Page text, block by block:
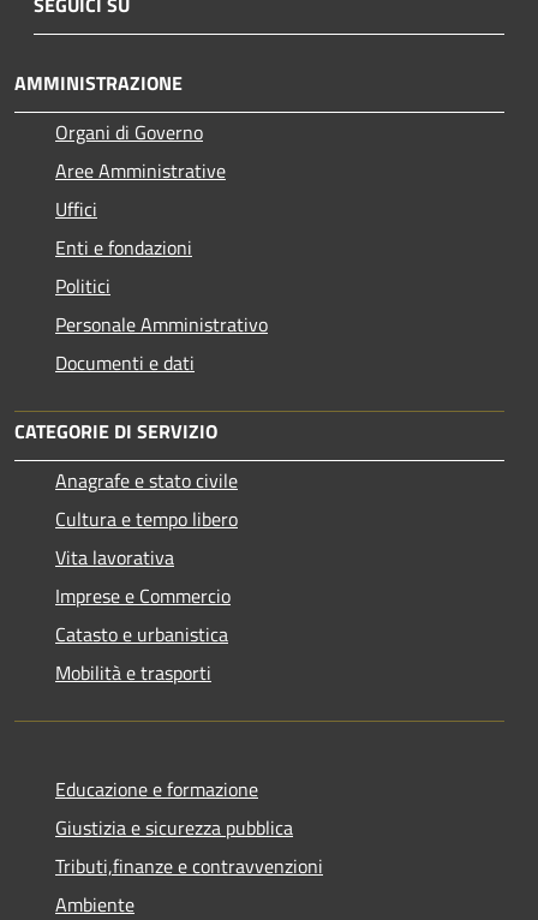
AMMINISTRAZIONE
Organi di Governo
Aree Amministrative
Uffici
Enti e fondazioni
Politici
Personale Amministrativo
Documenti e dati
CATEGORIE DI SERVIZIO
Anagrafe e stato civile
Cultura e tempo libero
Vita lavorativa
Imprese e Commercio
Catasto e urbanistica
Mobilità e trasporti
Educazione e formazione
Giustizia e sicurezza pubblica
Tributi,finanze e contravvenzioni
Ambiente